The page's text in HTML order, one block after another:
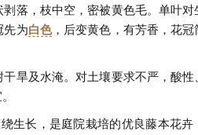
落，枝中空，密被黄色毛。单叶对
先为白色，后变黄色，有芳香，花冠
干旱及水淹。对土壤要求不严，酸性
生长，是庭院栽培的优良藤本花卉